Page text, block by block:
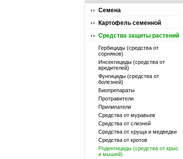
Семена
Картофель семенной
Средства защиты растений
Гербициды (средства от
сорняков)
Инсектициды (средства от
вредителей)
Фунгициды (средства от
болезней)
Биопрепараты
Протравители
Прилипатели
Средства от муравьев
Средства от слизней
Средства от хруща и медведки
Средства от кротов
Родентициды (средства от крыс
и мышей)